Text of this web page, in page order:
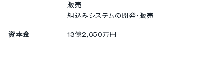
販売
組込みシステムの開発・販売
資本金 13億2,650万円